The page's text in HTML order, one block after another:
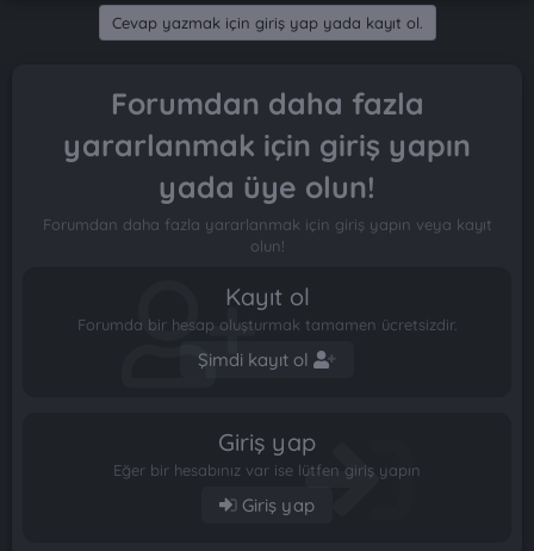
Cevap yazmak için giriş yap yada kayıt ol.
Forumdan daha fazla
yararlanmak için giriş yapın
yada üye olun!
Forumdan daha fazla yararlanmak için giriş yapın veya kayıt
olun!
Kayıt ol
Forumda bir hesap oluşturmak tamamen ücretsizdir.
Şimdi kayıt ol
Giriş yap
Eğer bir hesabınız var ise lütfen giriş yapın
Giriş yap